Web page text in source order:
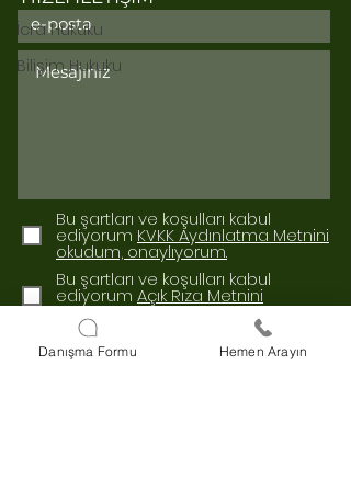
İcra Hukuku
Bilişim Hukuku
Bu şartları ve koşulları kabul
ediyorum KVKK Aydınlatma Metnini
okudum, onaylıyorum.
Bu şartları ve koşulları kabul
ediyorum Açık Rıza Metnini
okudum, onaylıyorum.
Gönder
Danışma Formu Hemen Arayın